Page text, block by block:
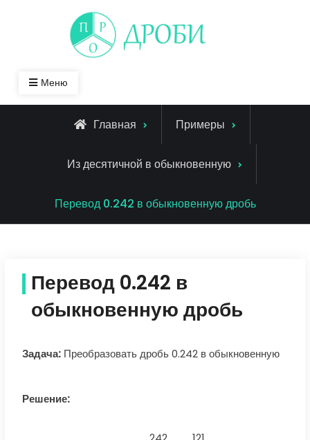
Меню
Главная Примеры
Из десятичной в обыкновенную
Перевод 0.242 в обыкновенную дробь
Перевод 0.242 в
обыкновенную дробь
Задача:Преобразовать дробь 0.242 в обыкновенную
Решение: